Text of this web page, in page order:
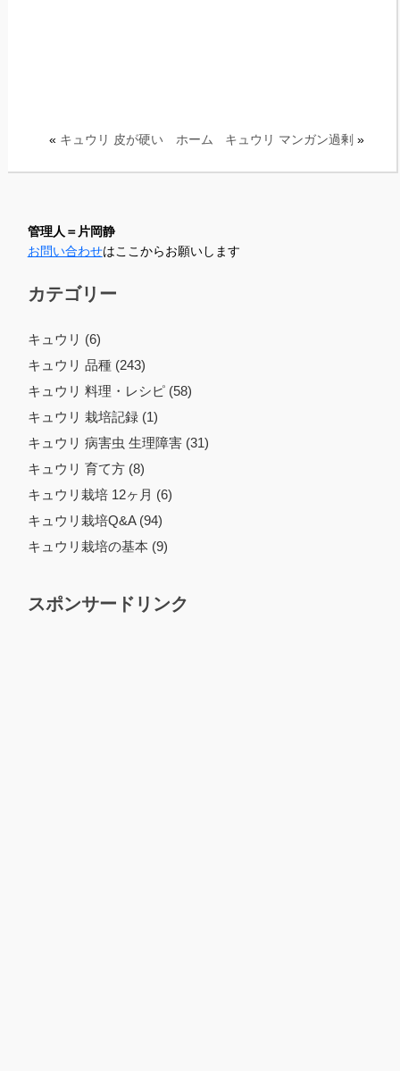
« キュウリ 皮が硬い ホーム キュウリ マンガン過剰 »
管理人＝片岡静
お問い合わせはここからお願いします
カテゴリー
キュウリ (6)
キュウリ 品種 (243)
キュウリ 料理・レシピ (58)
キュウリ 栽培記録 (1)
キュウリ 病害虫 生理障害 (31)
キュウリ 育て方 (8)
キュウリ栽培 12ヶ月 (6)
キュウリ栽培Q&A (94)
キュウリ栽培の基本 (9)
スポンサードリンク